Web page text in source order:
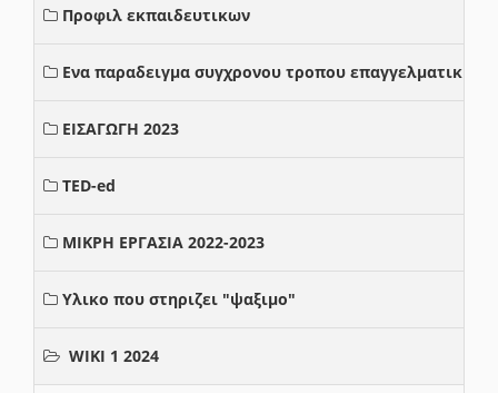
Προφιλ εκπαιδευτικων
Ενα παραδειγμα συγχρονου τροπου επαγγελματικης
ΕΙΣΑΓΩΓΗ 2023
TED-ed
ΜΙΚΡΗ ΕΡΓΑΣΙΑ 2022-2023
Υλικο που στηριζει "ψαξιμο"
WIKI 1 2024